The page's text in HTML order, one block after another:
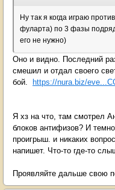
Ну так я когда играю
фуларта) по 3 фазы
его не нужно)
Оно и видно. Последний
смешил и отдал своего
бой.
https://nura.biz/
Я хз на что, там смотрел
блоков антифизов? И
проигрыш. и никаких
напишет. Что-то где-то
Проявляйте дальше свою